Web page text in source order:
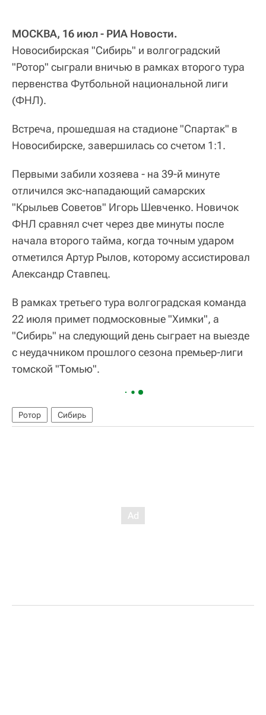
МОСКВА, 16 июл - РИА Новости.
Новосибирская "Сибирь" и волгоградский
"Ротор" сыграли вничью в рамках второго тура
первенства Футбольной национальной лиги
(ФНЛ).
Встреча, прошедшая на стадионе "Спартак" в
Новосибирске, завершилась со счетом 1:1.
Первыми забили хозяева - на 39-й минуте
отличился экс-нападающий самарских
"Крыльев Советов" Игорь Шевченко. Новичок
ФНЛ сравнял счет через две минуты после
начала второго тайма, когда точным ударом
отметился Артур Рылов, которому ассистировал
Александр Ставпец.
В рамках третьего тура волгоградская команда
22 июля примет подмосковные "Химки", а
"Сибирь" на следующий день сыграет на выезде
с неудачником прошлого сезона премьер-лиги
томской "Томью".
Ротор Сибирь